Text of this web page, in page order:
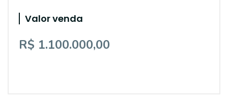
Valor venda
R$ 1.100.000,00